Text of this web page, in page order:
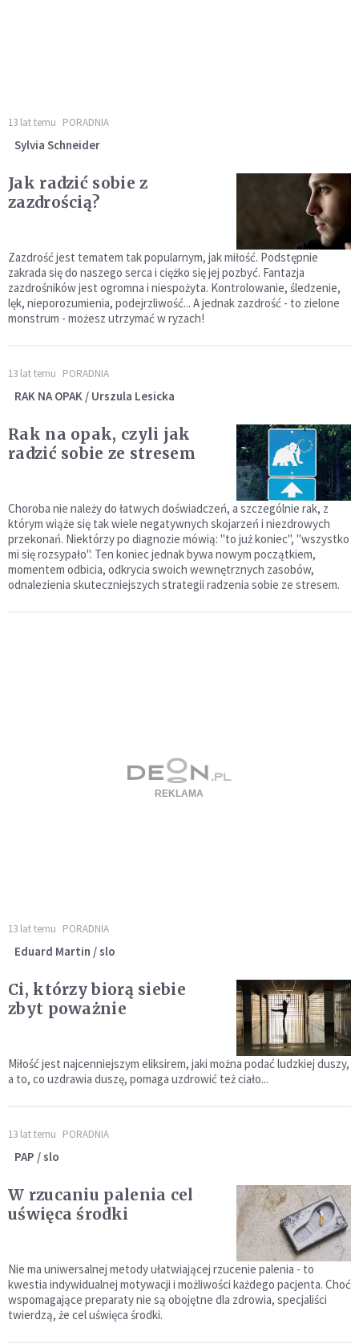
13 lat temu PORADNIA
Sylvia Schneider
Jak radzić sobie z
zazdrością?
Zazdrość jest tematem tak popularnym, jak miłość. Podstępnie
zakrada się do naszego serca i ciężko się jej pozbyć. Fantazja
zazdrośników jest ogromna i niespożyta. Kontrolowanie, śledzenie,
lęk, nieporozumienia, podejrzliwość... A jednak zazdrość - to zielone
monstrum - możesz utrzymać w ryzach!
13 lat temu PORADNIA
RAK NA OPAK / Urszula Lesicka
Rak na opak, czyli jak
radzić sobie ze stresem
Choroba nie należy do łatwych doświadczeń, a szczególnie rak, z
którym wiąże się tak wiele negatywnych skojarzeń i niezdrowych
przekonań. Niektórzy po diagnozie mówią: "to już koniec", "wszystko
mi się rozsypało". Ten koniec jednak bywa nowym początkiem,
momentem odbicia, odkrycia swoich wewnętrznych zasobów,
odnalezienia skuteczniejszych strategii radzenia sobie ze stresem.
13 lat temu PORADNIA
Eduard Martin / slo
Ci, którzy biorą siebie
zbyt poważnie
Miłość jest najcenniejszym eliksirem, jaki można podać ludzkiej duszy,
a to, co uzdrawia duszę, pomaga uzdrowić też ciało...
13 lat temu PORADNIA
PAP / slo
W rzucaniu palenia cel
uświęca środki
Nie ma uniwersalnej metody ułatwiającej rzucenie palenia - to
kwestia indywidualnej motywacji i możliwości każdego pacjenta. Choć
wspomagające preparaty nie są obojętne dla zdrowia, specjaliści
twierdzą, że cel uświęca środki.